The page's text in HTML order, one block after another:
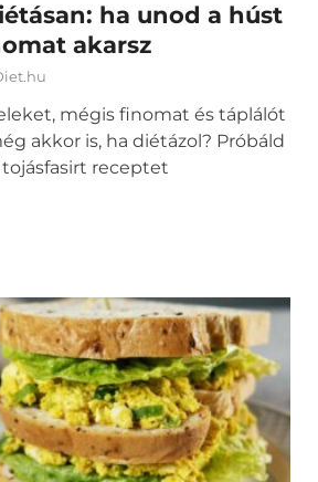
ha unod a húst
akarsz
mégis finomat és táplálót
akkor is, ha diétázol? Próbáld
receptet